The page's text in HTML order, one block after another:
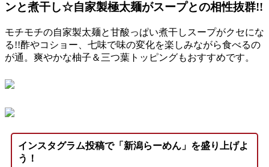
ンと煮干し☆自家製極太麺がスープとの相性抜群!!
モチモチの自家製太麺と甘酸っぱい煮干しスープがクセにな
る!!酢やコショー、七味で味の変化を楽しみながら食べるの
が通。爽やかな柚子＆三つ葉トッピングもおすすめです。
インスタグラム投稿で「新潟らーめん」を盛り上げよ
う！